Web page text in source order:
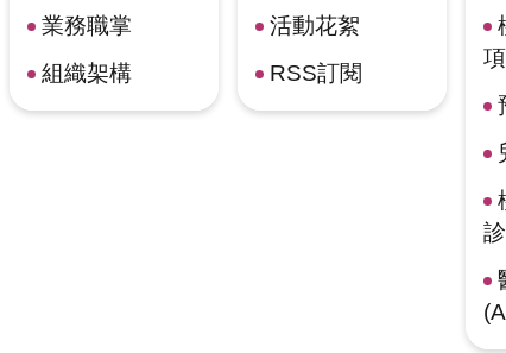
業務職掌
組織架構
活動花絮
RSS訂閱